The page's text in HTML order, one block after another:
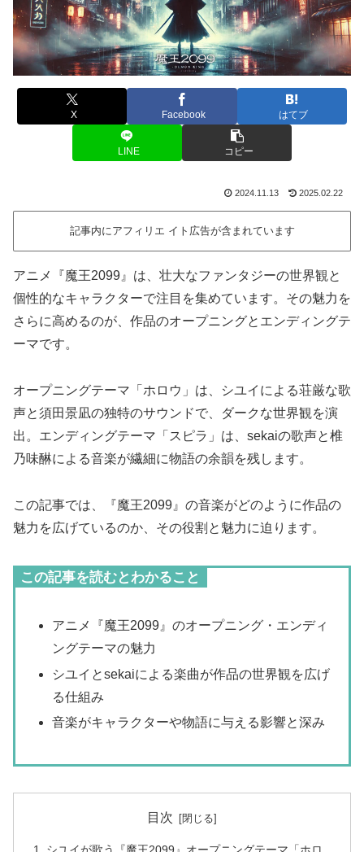
X Facebook はてブ
LINE コピー
2024.11.13 2025.02.22
記事内にアフィリエ イト広告が含まれています
アニメ『魔王2099』は、壮大なファンタジーの世界観と
個性的なキャラクターで注目を集めています。その魅力を
さらに高めるのが、作品のオープニングとエンディングテ
ーマです。
オープニングテーマ「ホロウ」は、シユイによる荘厳な歌
声と須田景凪の独特のサウンドで、ダークな世界観を演
出。エンディングテーマ「スピラ」は、sekaiの歌声と椎
乃味醂による音楽が繊細に物語の余韻を残します。
この記事では、『魔王2099』の音楽がどのように作品の
魅力を広げているのか、その役割と魅力に迫ります。
この記事を読むとわかること
アニメ『魔王2099』のオープニング・エンディ
ングテーマの魅力
シユイとsekaiによる楽曲が作品の世界観を広げ
る仕組み
音楽がキャラクターや物語に与える影響と深み
目次